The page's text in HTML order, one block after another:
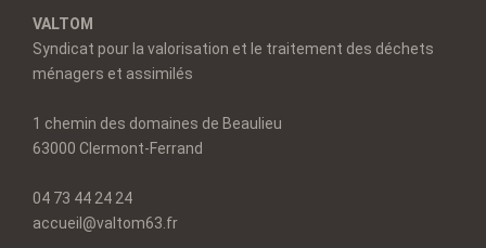
VALTOM
Syndicat pour la valorisation et le traitement des déchets
ménagers et assimilés
1 chemin des domaines de Beaulieu
63000 Clermont-Ferrand
04 73 44 24 24
accueil@valtom63.fr